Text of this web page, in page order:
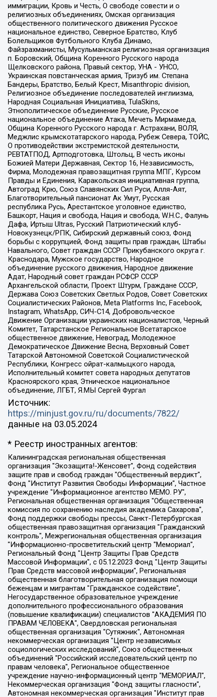
иммиграции, Кровь и Честь, О свободе совести и о
религиозных объединениях, Омская организация
общественного политического движения Русское
национальное единство, Северное Братство, Клуб
Болельщиков Футбольного Клуба Динамо,
Файзрахманисты, Мусульманская религиозная организация
п. Боровский, Община Коренного Русского народа
Щелковского района, Правый сектор, УНА - УНСО,
Украинская повстанческая армия, Тризуб им. Степана
Бандеры, Братство, Белый Крест, Misanthropic division,
Религиозное объединение последователей инглиизма,
Народная Социальная Инициатива, TulaSkins,
Этнополитическое объединение Русские, Русское
национальное объединение Атака, Мечеть Мирмамеда,
Община Коренного Русского народа г. Астрахани, ВОЛЯ,
Меджлис крымскотатарского народа, Рубеж Севера, ТОЙС,
О противодействии экстремистской деятельности,
РЕВТАТПОД, Артподготовка, Штольц, В честь иконы
Божией Матери Державная, Сектор 16, Независимость,
Фирма, Молодежная правозащитная группа МПГ, Курсом
Правды и Единения, Каракольская инициативная группа,
Автоград Крю, Союз Славянских Сил Руси, Алля-Аят,
Благотворительный пансионат Ак Умут, Русская
республика Русь, Арестантское уголовное единство,
Башкорт, Нация и свобода, Нация и свобода, W.H.С., Фалунь
Дафа, Иртыш Ultras, Русский Патриотический клуб-
Новокузнецк/РПК, Сибирский державный союз, Фонд
борьбы с коррупцией, Фонд защиты прав граждан, Штабы
Навального, Совет граждан СССР Прикубанского округа г.
Краснодара, Мужское государство, Народное
объединение русского движения, Народное движение
Адат, Народный совет граждан РСФСР СССР
Архангельской области, Проект Штурм, Граждане СССР,
Держава Союз Советских Светлых Родов, Совет Советских
Социалистических Районов, Meta Platforms Inc, Facebook,
Instagram, WhatsApp, СИЧ-С14, Добровольческое
Движение Организации украинских националистов, Черный
Комитет, Татарстанское Региональное Всетатарское
общественное движение, Невоград, Молодежное
Демократическое Движение Весна, Верховный Совет
Татарской Автономной Советской Социалистической
Республики, Конгресс ойрат-калмыцкого народа,
Исполнительный комитет совета народных депутатов
Красноярского края, Этническое национальное
объединение, ЛГБТ, Я.МЫ Сергей Фургал
Источник:
https://minjust.gov.ru/ru/documents/7822/
данные на 03.05.2024
* Реестр иностранных агентов:
Калининградская региональная общественная организация "Экозащита!-Женсовет", Фонд содействия защите прав и свобод граждан "Общественный вердикт", Фонд "Институт Развития Свободы Информации", Частное учреждение "Информационное агентство МЕМО. РУ", Региональная общественная организация "Общественная комиссия по сохранению наследия академика Сахарова", Фонд поддержки свободы прессы, Санкт-Петербургская общественная правозащитная организация "Гражданский контроль", Межрегиональная общественная организация "Информационно-просветительский центр "Мемориал", Региональный Фонд "Центр Защиты Прав Средств Массовой Информации", с 05.12.2023 Фонд "Центр Защиты Прав Средств массовой информации", Региональная общественная благотворительная организация помощи беженцам и мигрантам "Гражданское содействие", Негосударственное образовательное учреждение дополнительного профессионального образования (повышение квалификации) специалистов "АКАДЕМИЯ ПО ПРАВАМ ЧЕЛОВЕКА", Свердловская региональная общественная организация "Сутяжник", Автономная некоммерческая организация "Центр независимых социологических исследований", Союз общественных объединений "Российский исследовательский центр по правам человека", Региональное общественное учреждение научно-информационный центр "МЕМОРИАЛ", Некоммерческая организация "Фонд защиты гласности", Автономная некоммерческая организация "Институт прав человека", Городская общественная организация "Екатеринбургское общество "МЕМОРИАЛ", Городская общественная организация "Рязанское историко-просветительское и правозащитное общество "Мемориал" (Рязанский Мемориал), Челябинский региональный орган общественной самодеятельности – женское общественное объединение "Женщины Евразии", Челябинский региональный орган общественной самодеятельности "Уральская правозащитная группа", Фонд содействия защите здоровья и социальной справедливости имени Андрея Рылькова, Автономная Некоммерческая Организация "Аналитический Центр Юрия Левады", Автономная некоммерческая организация социальной поддержки населения "Проект Апрель", Региональная общественная организация помощи женщинам и детям, находящимся в кризисной ситуации "Информационно-методический центр "Анна", Фонд содействия развитию массовых коммуникаций и правовому просвещению "Так-так-Так", Фонд содействия устойчивому развитию "Серебряная тайга", Свердловский региональный общественный фонд социальных проектов "Новое время", "Idel.Реалии", Кавказ.Реалии, Крым.Реалии, Телеканал Настоящее Время, Татаро-башкирская служба Радио Свобода (Azatliq Radiosi), Радио Свободная Европа/Радио Свобода (PCE/PC), "Сибирь.Реалии", "Фактограф", Благотворительный фонд помощи осужденным и их семьям, Автономная некоммерческая организация "Институт глобализации и социальных движений", Фонд "В защиту прав заключенных", Частное учреждение "Центр поддержки и содействия развитию средств массовой информации", Пензенский региональный общественный благотворительный фонд "Гражданский союз", "Север.Реалии", Некоммерческая организация Фонд "Правовая инициатива", Общество с ограниченной ответственностью "Радио Свободная Европа/Радио Свобода", Чешское информационное агентство "MEDIUM-ORIENT", Красноярская региональная общественная организация "Мы против СПИДа", Камалягин Денис Николаевич, Маркелов Сергей Евгеньевич, Пономарев Лев Александрович, Савицкая Людмила Алексеевна, Автономная некоммерческая организация "Центр по работе с проблемой насилия "НАСИЛИЮ.НЕТ", Межрегиональный профессиональный союз работников здравоохранения "Альянс врачей", Юридическое лицо, зарегистрированное в Латвийской Республике, SIA "Medusa Project" (регистрационный номер 40103797863, дата регистрации 10.06.2014), Некоммерческая организация "Фонд по борьбе с коррупцией", Автономная некоммерческая организация "Институт права и публичной политики", Баданин Роман Сергеевич, Гликин Максим Александрович, Железнова Мария Михайловна, Лукьянова Юлия Сергеевна, Маетная Елизавета Витальевна, Маняхин Петр Борисович, Чуракова Ольга Владимировна, Ярош Юлия Петровна, Юридическое лицо "The Insider SIA", зарегистрированное в Риге, Латвийская Республика (дата регистрации 26.06.2015), являющееся администратором доменного имени интернет-издания "The Insider SIA", https://theins.ru, Постернак Алексей Евгеньевич, Рубин Михаил Аркадьевич, Анин Роман Александрович, Юридическое лицо Istories fonds, зарегистрированное в Латвийской Республике (регистрационный номер 50008295751, дата регистрации 24.02.2020), Великовский Дмитрий Александрович, Долинина Ирина Николаевна, Мароховская Алеся Алексеевна, Шлейнов Роман Юрьевич, Шмагун Олеся Валентиновна, Общество с ограниченной ответственностью "Альтаир 2021", Общество с ограниченной ответственностью "Вега 2021", Общество с ограниченной ответственностью "Главный редактор 2021", Общество с ограниченной ответственностью "Ромашки монолит", Важенков Артем Валерьевич, Ивановская областная общественная организация "Центр гендерных исследований", Гурман Юрий Альбертович, Медиапроект "ОВД-Инфо", Егоров Владимир Владимирович, Жилинский Владимир Александрович, Общество с ограниченной ответственностью "ЗП", Иванова София Юрьевна, Карезина Инна Павловна, Кильтау Екатерина Викторовна, Петров Алексей Викторович, Пискунов Сергей Евгеньевич, Смирнов Сергей Сергеевич, Тихонов Михаил Сергеевич, Общество с ограниченной ответственностью "ЖУРНАЛИСТ-ИНОСТРАННЫЙ АГЕНТ", Арапова Галина Юрьевна, Вольтская Татьяна Анатольевна, Американская компания "Mason G.E.S. Anonymous Foundation" (США), являющаяся владельцем интернет-издания https://mnews.world/, Компания "Stichting Bellingcat", зарегистрированная в Нидерландах (дата регистрации 11.07.2018), Захаров Андрей Вячеславович, Клепиковская Екатерина Дмитриевна, Общество с ограниченной ответственностью "МЕМО", Перл Роман Александрович, Симонов Евгений Алексеевич, Соловьева Елена Анатольевна, Сотников Даниил Владимирович, Сурначева Елизавета Дмитриевна, Автономная некоммерческая организация по защите прав человека и информированию населения "Якутия – Наше Мнение", Общество с ограниченной ответственностью "Москоу диджитал медиа", с 26.01.2023 Общество с ограниченной ответственностью "Чайка Белые сады", Ветошкина Валерия Валерьевна, Заговора Максим Александрович, Межрегиональное общественное движение "Российская ЛГБТ - сеть", Оленичев Максим Владимирович, Павлов Иван Юрьевич, Скворцова Елена Сергеевна, Общество с ограниченной ответственностью "Как бы инагент", Кочетков Игорь Викторович, Общество с ограниченной ответственностью "Честные выборы", Еланчик Олег Александрович, Общество с ограниченной ответственностью "Нобелевский призыв", Гималова Регина Эмилевна, Григорьев Андрей Валерьевич, Григорьева Алина Александровна, Ассоциация по содействию защите прав призывников, альтернативнослужащих и военнослужащих "Правозащитная группа "Гражданин.Армия.Право", Хисамова Регина Фаритовна, Автономная некоммерческая организация по реализации социально-правовых программ "Лилит", Дальневосточное общественное движение "Маяк", Санкт-Петербургская ЛГБТ-инициативная группа "Выход", Инициативная группа ЛГБТ+ "Реверс", Алексеев Андрей Викторович, Бекбулатова Таисия Львовна, Беляев Иван Михайлович, Владыкина Елена Сергеевна, Гельман Марат Александрович, Никульшина Вероника Юрьевна, Толоконникова Надежда Андреевна, Шендерович Виктор Анатольевич, Общество с ограниченной ответственностью "Данное сообщение", Общество с ограниченной ответственностью Издательский дом "Новая глава", Айнбиндер Александра Александровна, Московский комьюнити-центр для ЛГБТ+инициатив, Благотворительный фонд развития филантропии, Deutsche Welle (Германия, Kurt-Schumacher-Strasse 3, 53113 Bonn), Борзунова Мария Михайловна, Воробьев Виктор Викторович, Голубева Анна Львовна, Константинова Алла Михайловна, Малкова Ирина Владимировна, Мурадов Мурад Абдулгалимович, Осетинская Елизавета Николаевна, Понасенков Евгений Николаевич, Ганапольский Матвей Юрьевич, Киселев Евгений Алексеевич, Борухович Ирина Григорьевна, Дремин Иван Тимофеевич, Дубровский Дмитрий Викторович, Красноярская региональная общественная организация поддержки и развития альтернативных образовательных технологий и межкультурных коммуникаций "ИНТЕРРА", Маяковская Екатерина Алексеевна, Фейгин Марк Захарович, Филимонов Андрей Викторович, Дзугкоева Регина Николаевна, Доброхотов Роман Александрович, Дудь Юрий Александрович, Елкин Сергей Владимирович, Кругликов Кирилл Игоревич, Сабунаева Мария Леонидовна, Семенов Алексей Владимирович, Шаинян Карен Багратович, Шульман Екатерина Михайловна, Асафьев Артур Валерьевич, Вахштайн Виктор Семенович, Венедиктов Алексей Алексеевич, Лушникова Екатерина Евгеньевна, Волков Леонид Михайлович, Невзоров Александр Глебович, Пархоменко Сергей Борисович, Сироткин Ярослав Николаевич, Кара-Мурза Владимир Владимирович, Баранова Наталья Владимировна, Гозман Леонид Яковлевич, Кагарлицкий Борис Юльевич, Климарев Михаил Валерьевич, Милов Владимир Станиславович, Автономная некоммерческая организация Краснодарский центр современного искусства "Типография", Моргенштерн Алишер Тагирович, Соболь Любовь Эдуардовна, Общество с ограниченной ответственностью "ЛИЗА НОРМ", Каспаров Гарри Кимович, Ходорковский Михаил Борисович, Общество с ограниченной ответственностью "Апрельские тезисы", Данилович Ирина Брониславовна, Кашин Олег Владимирович, Петров Николай Владимирович, Пивоваров Алексей Владимирович, Соколов Михаил Владимирович, Цветкова Юлия Владимировна, Чичваркин Евгений Александрович, Комитет против пыток/Команда против пыток, Общество с ограниченной ответственностью "Первый научный", Общество с ограниченной ответственностью "Вертолет и ко", Белоцерковская Вероника Борисовна, Кац Максим Евгеньевич, Лазарева Татьяна Юрьевна, Шаведдинов Руслан Табризович, Яшин Илья Валерьевич, Общество с ограниченной ответственностью "Иноагент ААВ", Алешковский Дмитрий Петрович, Альбац Евгения Марковна, Быков Дмитрий Львович, Галямина Юлия Евгеньевна, Лойко Сергей Леонидович, Мартынов Кирилл Константинович, Медведев Сергей Александрович, Крашенинников Федор Геннадиевич, Гордеева Катерина Вл